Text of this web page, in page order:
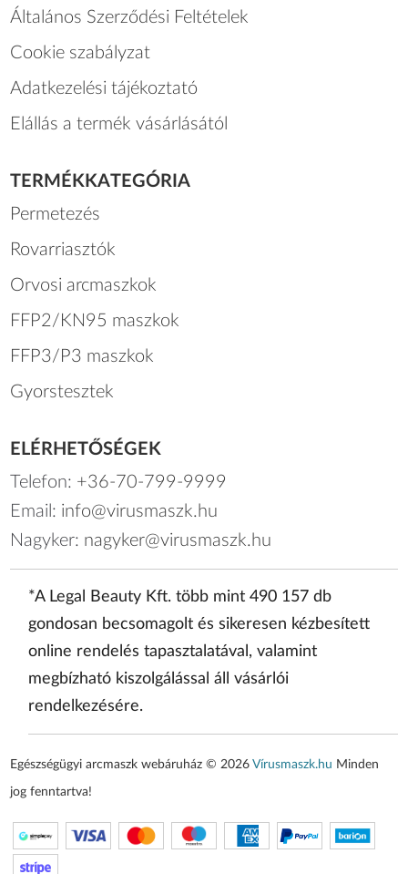
Általános Szerződési Feltételek
Cookie szabályzat
Adatkezelési tájékoztató
Elállás a termék vásárlásától
TERMÉKKATEGÓRIA
Permetezés
Rovarriasztók
Orvosi arcmaszkok
FFP2/KN95 maszkok
FFP3/P3 maszkok
Gyorstesztek
ELÉRHETŐSÉGEK
Telefon: +36-70-799-9999
Email: info@virusmaszk.hu
Nagyker: nagyker@virusmaszk.hu
*A Legal Beauty Kft. több mint 490 157 db
gondosan becsomagolt és sikeresen kézbesített
online rendelés tapasztalatával, valamint
megbízható kiszolgálással áll vásárlói
rendelkezésére.
Egészségügyi arcmaszk webáruház © 2026Vírusmaszk.hu Minden
jog fenntartva!